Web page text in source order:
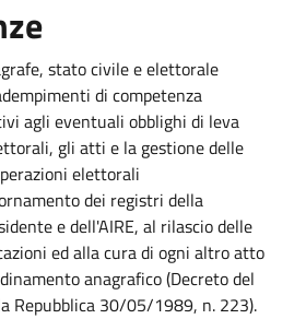
stato civile e elettorale
di competenza
agli eventuali obblighi di leva
gli atti e la gestione delle
elettorali
dei registri della
e dell'AIRE, al rilascio delle
ed alla cura di ogni altro atto
anagrafico (Decreto del
Repubblica 30/05/1989, n. 223).